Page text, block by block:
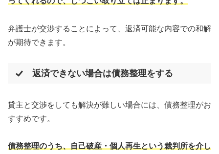
弁護士が交渉することによって、返済可能な内容での和解
が期待できます。
返済できない場合は債務整理をする
貸主と交渉をしても解決が難しい場合には、債務整理がお
すすめです。
債務整理のうち、自己破産・個人再生という裁判所を介し